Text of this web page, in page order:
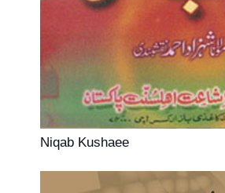
Niqab Kushaee